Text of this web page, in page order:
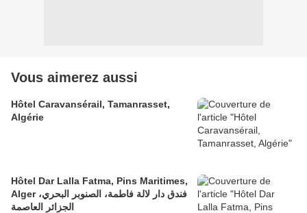
Vous aimerez aussi
Hôtel Caravansérail, Tamanrasset,
Algérie
Hôtel Dar Lalla Fatma, Pins Maritimes,
Alger فندق دار لالة فاطمة، الصنوبر البحري،
الجزائر العاصمة